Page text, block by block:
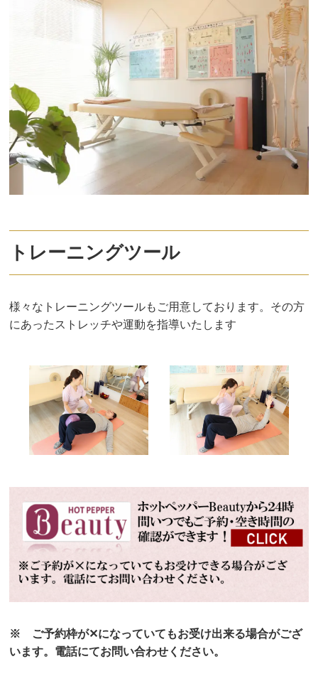
トレーニングツール
様々なトレーニングツールもご用意しております。その方
にあったストレッチや運動を指導いたします
※ ご予約枠が✕になっていてもお受け出来る場合がござ
います。電話にてお問い合わせください。